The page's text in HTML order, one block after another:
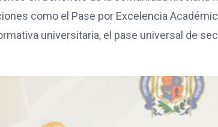
como el Pase por Excelencia
universitaria, el pase universal de